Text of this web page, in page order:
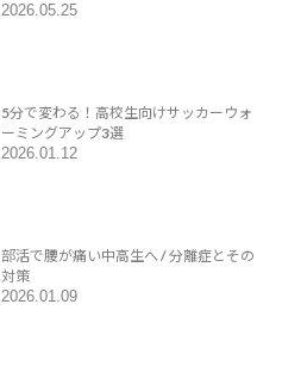
2026.05.25
5分で変わる！高校生向けサッカーウォ
ーミングアップ3選
2026.01.12
部活で腰が痛い中高生へ / 分離症とその
対策
2026.01.09